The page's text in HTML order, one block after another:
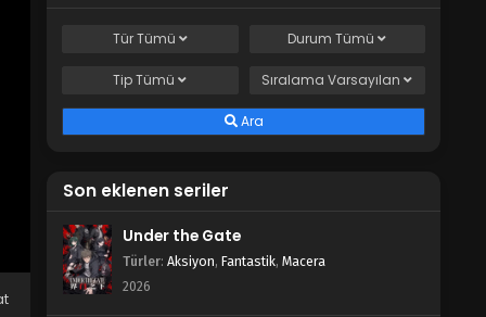
TürTümü DurumTümü
TipTümü SıralamaVarsayılan
Ara
Son eklenen seriler
Under the Gate
Türler: Aksiyon, Fantastik, Macera
2026